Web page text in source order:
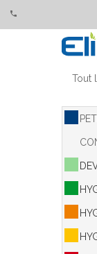
Tout
Panneau de gestion